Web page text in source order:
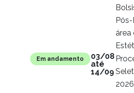
área
Em andamento
03/08
até
14/09